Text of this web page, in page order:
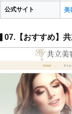
公式サイト 美
07.【おすすめ】